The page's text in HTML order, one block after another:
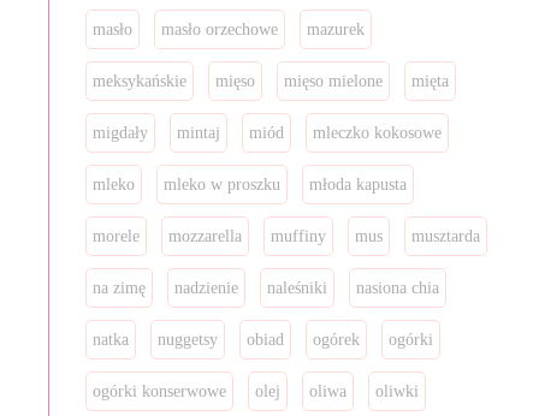
masło masło orzechowe mazurek
meksykańskie mięso mięso mielone mięta
migdały mintaj miód mleczko kokosowe
mleko mleko w proszku młoda kapusta
morele mozzarella muffiny mus musztarda
na zimę nadzienie naleśniki nasiona chia
natka nuggetsy obiad ogórek ogórki
ogórki konserwowe olej oliwa oliwki